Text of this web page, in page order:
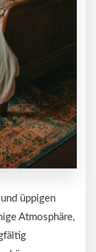
üppigen
Atmosphäre,